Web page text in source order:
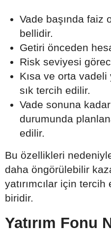
Vade başında faiz
bellidir.
Getiri önceden
Risk seviyesi
Kısa ve orta vadeli
sık tercih edilir.
Vade sonuna
durumunda
edilir.
Bu özellikleri
daha öngörülebilir
yatırımcılar için
biridir.
Yatırım Fonu